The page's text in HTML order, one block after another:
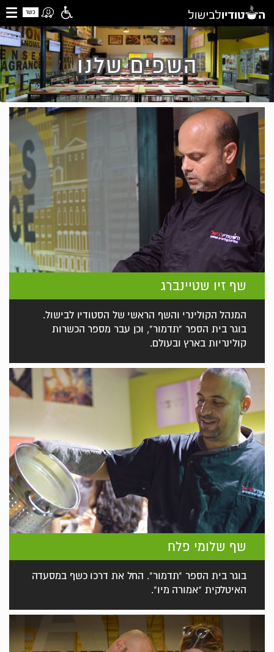
כשר
השפים שלנו
שף זיו שטיינברג
המנהל הקולינרי והשף הראשי של הסטודיו לבישול.
בוגר בית הספר "תדמור", וכן עבר מספר הכשרות
קולינריות בארץ ובעולם.
שף שלומי פלח
בוגר בית הספר "תדמור". החל את דרכו כשף במסעדה
האיטלקית "אמורה מיו".